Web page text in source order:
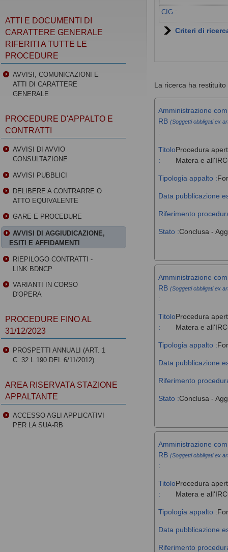
CIG :
Criteri di
La ricerca ha
Amministrazione
RB (Soggetti obbligati ex
:
Titolo
:
Procedura
Matera e
Tipologia appalto :
Data pubblicazione
Riferimento
Stato :Conclusa -
Amministrazione
RB (Soggetti obbligati ex
:
Titolo
:
Procedura
Matera e
Tipologia appalto :
Data pubblicazione
Riferimento
Stato :Conclusa -
Amministrazione
RB (Soggetti obbligati ex
:
Titolo
:
Procedura
Matera e
Tipologia appalto :
Data pubblicazione
Riferimento
ATTI E DOCUMENTI DI
CARATTERE GENERALE
RIFERITI A TUTTE LE
PROCEDURE
AVVISI, COMUNICAZIONI E
ATTI DI CARATTERE
GENERALE
PROCEDURE D'APPALTO E
CONTRATTI
AVVISI DI AVVIO
CONSULTAZIONE
AVVISI PUBBLICI
DELIBERE A CONTRARRE O
ATTO EQUIVALENTE
GARE E PROCEDURE
AVVISI DI AGGIUDICAZIONE,
ESITI E AFFIDAMENTI
RIEPILOGO CONTRATTI -
LINK BDNCP
VARIANTI IN CORSO
D'OPERA
PROCEDURE FINO AL
31/12/2023
PROSPETTI ANNUALI (ART. 1
C. 32 L.190 DEL 6/11/2012)
AREA RISERVATA STAZIONE
APPALTANTE
ACCESSO AGLI APPLICATIVI
PER LA SUA-RB